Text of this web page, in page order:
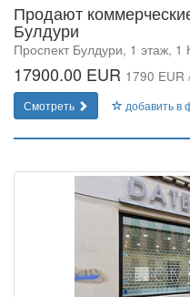
Продают
Булдури
Проспект Булдури, 1 этаж,
17900.00 EUR 1790 EUR
Смотреть добавить в